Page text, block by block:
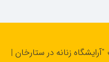
زنانه در ستارخان |